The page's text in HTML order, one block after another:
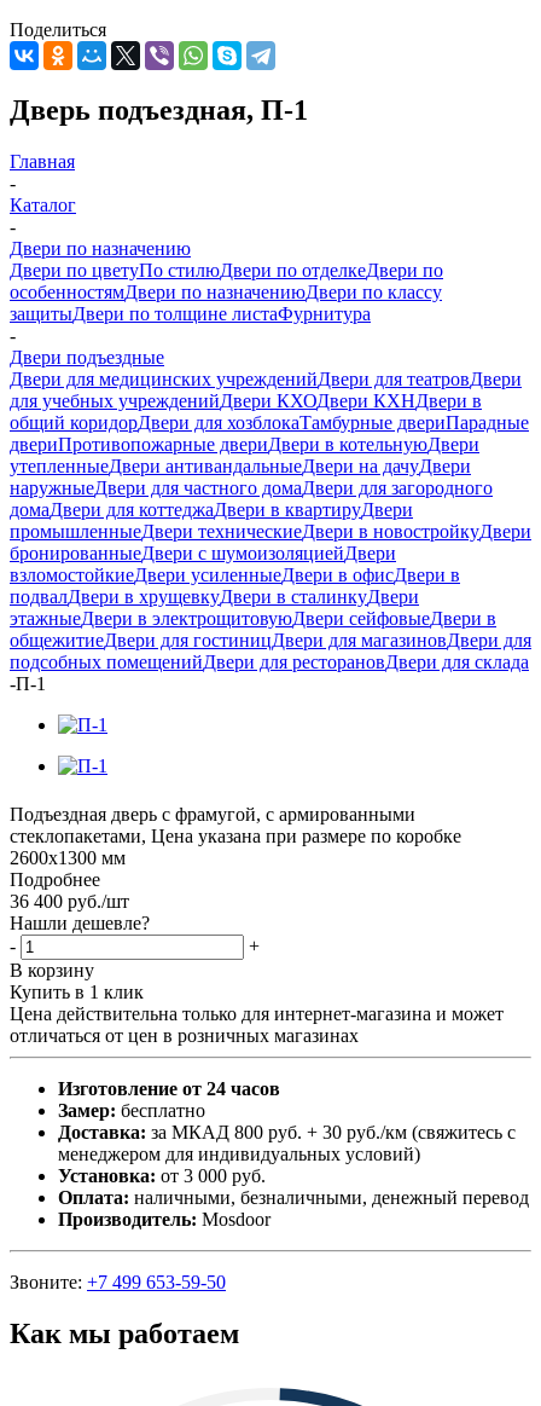
Поделиться
Дверь подъездная, П-1
Главная
-
Каталог
-
Двери по назначению
Двери по цветуПо стилюДвери по отделкеДвери по
особенностямДвери по назначениюДвери по классу
защитыДвери по толщине листаФурнитура
-
Двери подъездные
Двери для медицинских учрежденийДвери для театровДвери
для учебных учрежденийДвери КХОДвери КХНДвери в
общий коридорДвери для хозблокаТамбурные двериПарадные
двериПротивопожарные двериДвери в котельнуюДвери
утепленныеДвери антивандальныеДвери на дачуДвери
наружныеДвери для частного домаДвери для загородного
домаДвери для коттеджаДвери в квартируДвери
промышленныеДвери техническиеДвери в новостройкуДвери
бронированныеДвери с шумоизоляциейДвери
взломостойкиеДвери усиленныеДвери в офисДвери в
подвалДвери в хрущевкуДвери в сталинкуДвери
этажныеДвери в электрощитовуюДвери сейфовыеДвери в
общежитиеДвери для гостиницДвери для магазиновДвери для
подсобных помещенийДвери для ресторановДвери для склада
-П-1
Подъездная дверь с фрамугой, с армированными
стеклопакетами, Цена указана при размере по коробке
2600х1300 мм
Подробнее
36 400 руб./шт
Нашли дешевле?
-
+
В корзину
Купить в 1 клик
Цена действительна только для интернет-магазина и может
отличаться от цен в розничных магазинах
Изготовление от 24 часов
Замер: бесплатно
Доставка: за МКАД 800 руб. + 30 руб./км (свяжитесь с
менеджером для индивидуальных условий)
Установка: от 3 000 руб.
Оплата: наличными, безналичными, денежный перевод
Производитель: Mosdoor
Звоните: +7 499 653-59-50
Как мы работаем